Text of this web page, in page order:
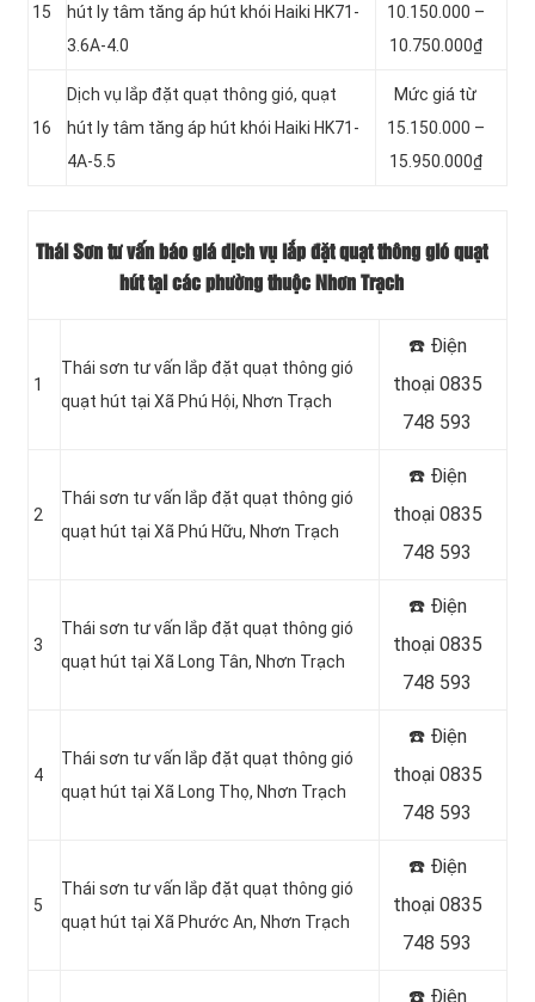
15
hút ly tâm tăng áp hút khói Haiki HK71-
3.6A-4.0
10.150.000 –
10.750.000₫
16
Dịch vụ lắp đặt quạt thông gió, quạt
hút ly tâm tăng áp hút khói Haiki HK71-
4A-5.5
Mức giá từ
15.150.000 –
15.950.000₫
Thái Sơn tư vấn báo giá dịch vụ lắp đặt quạt thông gió quạt
hút tại các phường thuộc Nhơn Trạch
1
Thái sơn tư vấn lắp đặt quạt thông gió
quạt hút tại Xã Phú Hội, Nhơn Trạch
☎️ Điện
thoại 0835
748 593
2
Thái sơn tư vấn lắp đặt quạt thông gió
quạt hút tại Xã Phú Hữu, Nhơn Trạch
☎️ Điện
thoại 0835
748 593
3
Thái sơn tư vấn lắp đặt quạt thông gió
quạt hút tại Xã Long Tân, Nhơn Trạch
☎️ Điện
thoại 0835
748 593
4
Thái sơn tư vấn lắp đặt quạt thông gió
quạt hút tại Xã Long Thọ, Nhơn Trạch
☎️ Điện
thoại 0835
748 593
5
Thái sơn tư vấn lắp đặt quạt thông gió
quạt hút tại Xã Phước An, Nhơn Trạch
☎️ Điện
thoại 0835
748 593
☎️ Điện